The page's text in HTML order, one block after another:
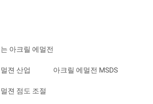
아크릴 에멀전
젼 산업 아크릴 에멀전 MSDS
젼 점도 조절